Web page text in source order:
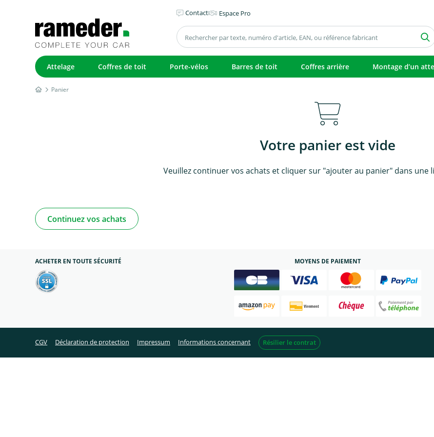
Contact Espace Pro
Attelage Coffres de toit Porte-vélos Barres de toit Coffres arrière Montage d’un
Panier
Votre panier est vide
Veuillez continuer vos achats et cliquer sur "ajouter au panier" dans une
Continuez vos achats
ACHETER EN TOUTE SÉCURITÉ MOYENS DE PAIEMENT
CGV Déclaration de protection Impressum Informations concernant Résilier le contrat